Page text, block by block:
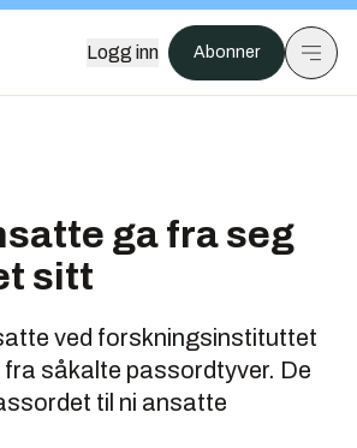
Logg inn Abonner
ga fra seg
sitt
ved forskningsinstituttet
såkalte passordtyver. De
til ni ansatte